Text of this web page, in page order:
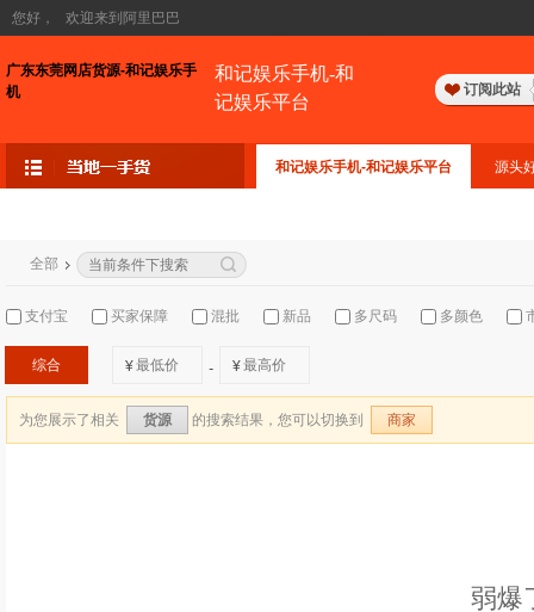
您好， 欢迎来到阿里巴巴
广东东莞网店货源-和记娱乐手
机
和记娱乐手机-和
记娱乐平台
订阅此站
和记娱乐手机-和记娱乐平台 源头
全部
支付宝 买家保障 混批 新品 多尺码 多颜色
综合 ¥ - ¥
为您展示了相关 货源 的搜索结果，您可以切换到 商家
弱爆